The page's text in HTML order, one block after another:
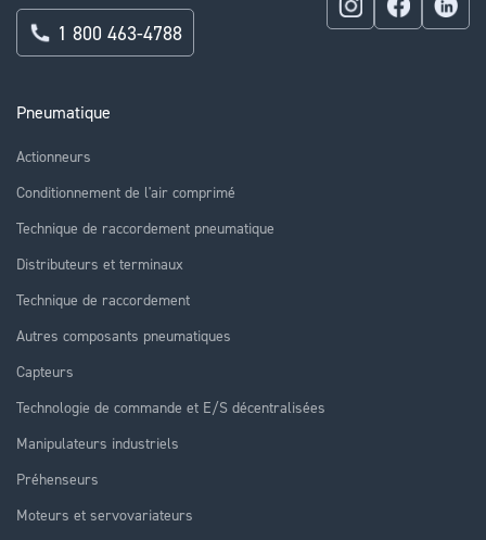
Pneumatique
Actionneurs
Conditionnement de l'air comprimé
Technique de raccordement pneumatique
Distributeurs et terminaux
Technique de raccordement
Autres composants pneumatiques
Capteurs
Technologie de commande et E/S décentralisées
Manipulateurs industriels
Préhenseurs
Moteurs et servovariateurs
1 800 463-4788